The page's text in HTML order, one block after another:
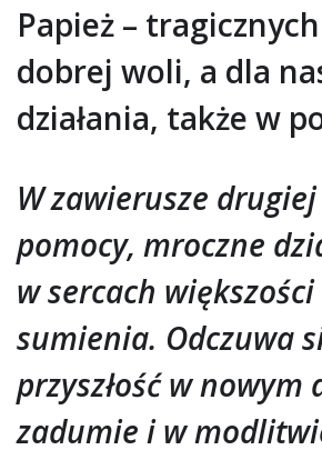
Papież –
dobrej woli, a dla
działania, także w
W zawierusze
pomocy, mroczne
w sercach
sumienia. Odczuwa
przyszłość w
zadumie i w